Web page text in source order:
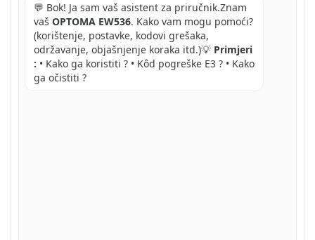
💬 Bok! Ja sam vaš asistent za priručnik.Znam
vaš OPTOMA EW536. Kako vam mogu pomoći?
(korištenje, postavke, kodovi grešaka,
održavanje, objašnjenje koraka itd.)💡 Primjeri
: • Kako ga koristiti ? • Kôd pogreške E3 ? • Kako
ga očistiti ?